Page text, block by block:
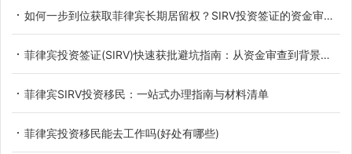
如何一步到位获取菲律宾长期居留权？SIRV投资签证的资金审查与背景调查深度避坑指南
菲律宾投资签证(SIRV)快速获批避坑指南：从资金审查到背景调查
菲律宾SIRV投资移民：一站式办理指南与材料清单
菲律宾投资移民能去工作吗(好处有哪些)